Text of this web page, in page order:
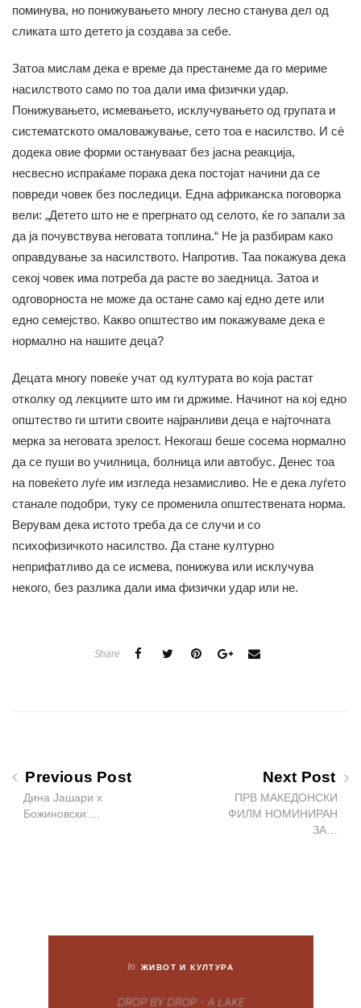
поминува, но понижувањето многу лесно станува дел од
сликата што детето ја создава за себе.
Затоа мислам дека е време да престанеме да го мериме
насилството само по тоа дали има физички удар.
Понижувањето, исмевањето, исклучувањето од групата и
систематското омаловажување, сето тоа е насилство. И сè
додека овие форми остануваат без јасна реакција,
несвесно испраќаме порака дека постојат начини да се
повреди човек без последици. Една африканска поговорка
вели: „Детето што не е прегрнато од селото, ќе го запали за
да ја почувствува неговата топлина.“ Не ја разбирам како
оправдување за насилството. Напротив. Таа покажува дека
секој човек има потреба да расте во заедница. Затоа и
одговорноста не може да остане само кај едно дете или
едно семејство. Какво општество им покажуваме дека е
нормално на нашите деца?
Децата многу повеќе учат од културата во која растат
отколку од лекциите што им ги држиме. Начинот на кој едно
општество ги штити своите најранливи деца е најточната
мерка за неговата зрелост. Некогаш беше сосема нормално
да се пуши во училница, болница или автобус. Денес тоа
на повеќето луѓе им изгледа незамисливо. Не е дека луѓето
станале подобри, туку се променила општествената норма.
Верувам дека истото треба да се случи и со
психофизичкото насилство. Да стане културно
неприфатливо да се исмева, понижува или исклучува
некого, без разлика дали има физички удар или не.
Share
Previous Post
Дина Јашари х
Божиновски:…
Next Post
ПРВ МАКЕДОНСКИ
ФИЛМ НОМИНИРАН
ЗА…
In ЖИВОТ И КУЛТУРА